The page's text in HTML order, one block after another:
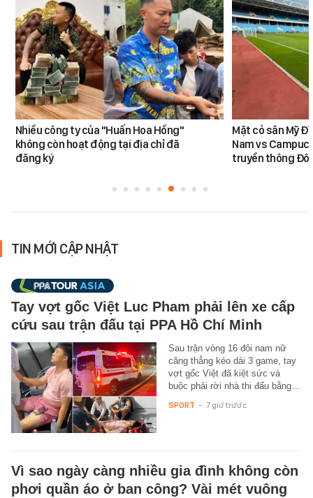
Nhiều công ty của "Huấn Hoa Hồng"
không còn hoạt động tại địa chỉ đã
đăng ký
Mặt cỏ sân Mỹ
Nam vs
truyền thông
TIN MỚI CẬP NHẬT
Tay vợt gốc Việt Luc Pham phải lên xe cấp
cứu sau trận đấu tại PPA Hồ Chí Minh
Sau trận vòng 16 đôi nam nữ
căng thẳng kéo dài 3 game, tay
vợt gốc Việt đã kiệt sức và
buộc phải rời nhà thi đấu bằng…
SPORT - 7 giờ trước
Vì sao ngày càng nhiều gia đình không còn
phơi quần áo ở ban công? Vài mét vuông